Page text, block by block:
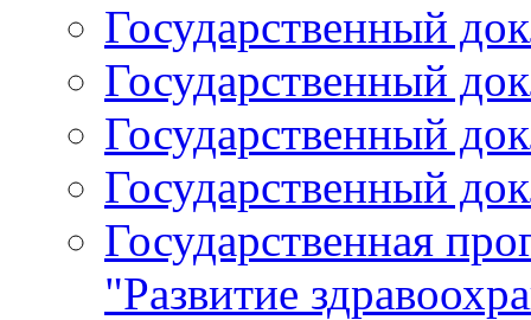
Государственный
Государственный
Государственный
Государственный
Государственная
"Развитие